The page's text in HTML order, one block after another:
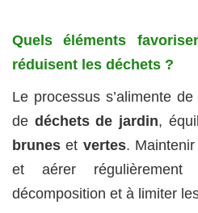
Quels éléments
réduisent les déchets ?
Le processus s’alimente de
de déchets de jardin,
brunes et vertes.
et aérer
décomposition et à limiter